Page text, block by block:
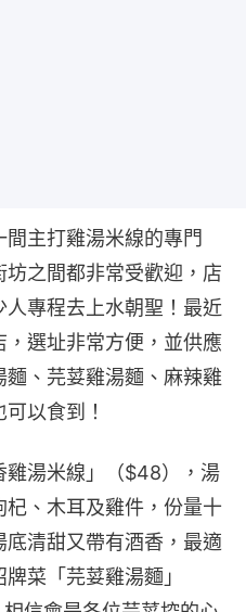
主打雞湯米線的專門
之間都非常受歡迎，店
專程去上水朝聖！最近
選址非常方便，並供應
、芫荽雞湯麵、麻辣雞
以食到！
雞湯米線」（$48），湯
、木耳及雞件，份量十
清甜又帶有酒香，最適
菜「芫荽雞湯麵」